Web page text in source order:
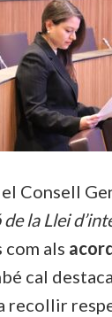
Consell
la Llei
com als
cal
recollir